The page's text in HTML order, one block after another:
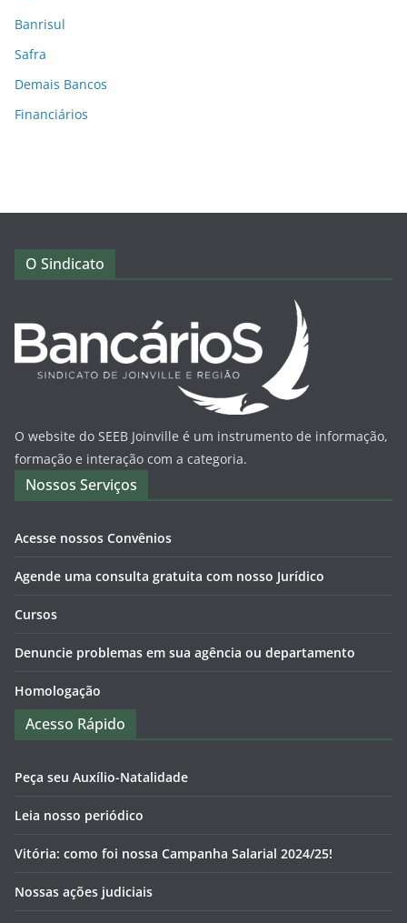
Banrisul
Safra
Demais Bancos
Financiários
O Sindicato
O website do SEEB Joinville é um instrumento de informação,
formação e interação com a categoria.
Nossos Serviços
Acesse nossos Convênios
Agende uma consulta gratuita com nosso Jurídico
Cursos
Denuncie problemas em sua agência ou departamento
Homologação
Acesso Rápido
Peça seu Auxílio-Natalidade
Leia nosso periódico
Vitória: como foi nossa Campanha Salarial 2024/25!
Nossas ações judiciais